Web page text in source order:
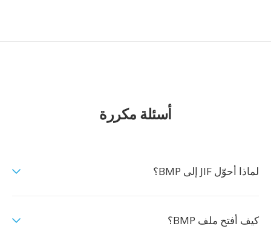
أسئلة مكررة
لماذا أحوّل JIF إلى BMP؟
كيف أفتح ملف BMP؟